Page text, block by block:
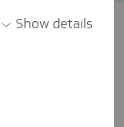
Show details